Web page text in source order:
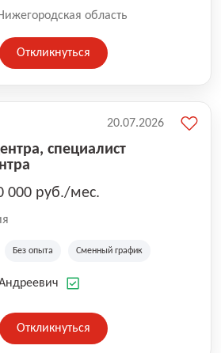
область
Откликнуться
специалист
000 руб./мес.
Без опыта Сменный график
20.07.2026
Откликнуться